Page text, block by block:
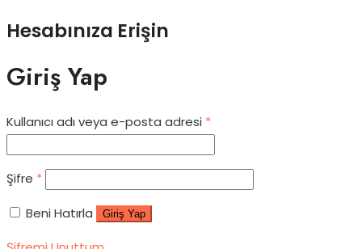
Hesabınıza Erişin
Giriş Yap
Kullanıcı adı veya e-posta adresi *
Şifre *
Beni Hatırla Giriş Yap